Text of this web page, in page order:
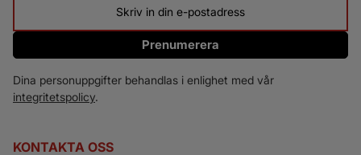
Prenumerera
Dina personuppgifter behandlas i enlighet med vår
integritetspolicy.
KONTAKTA OSS